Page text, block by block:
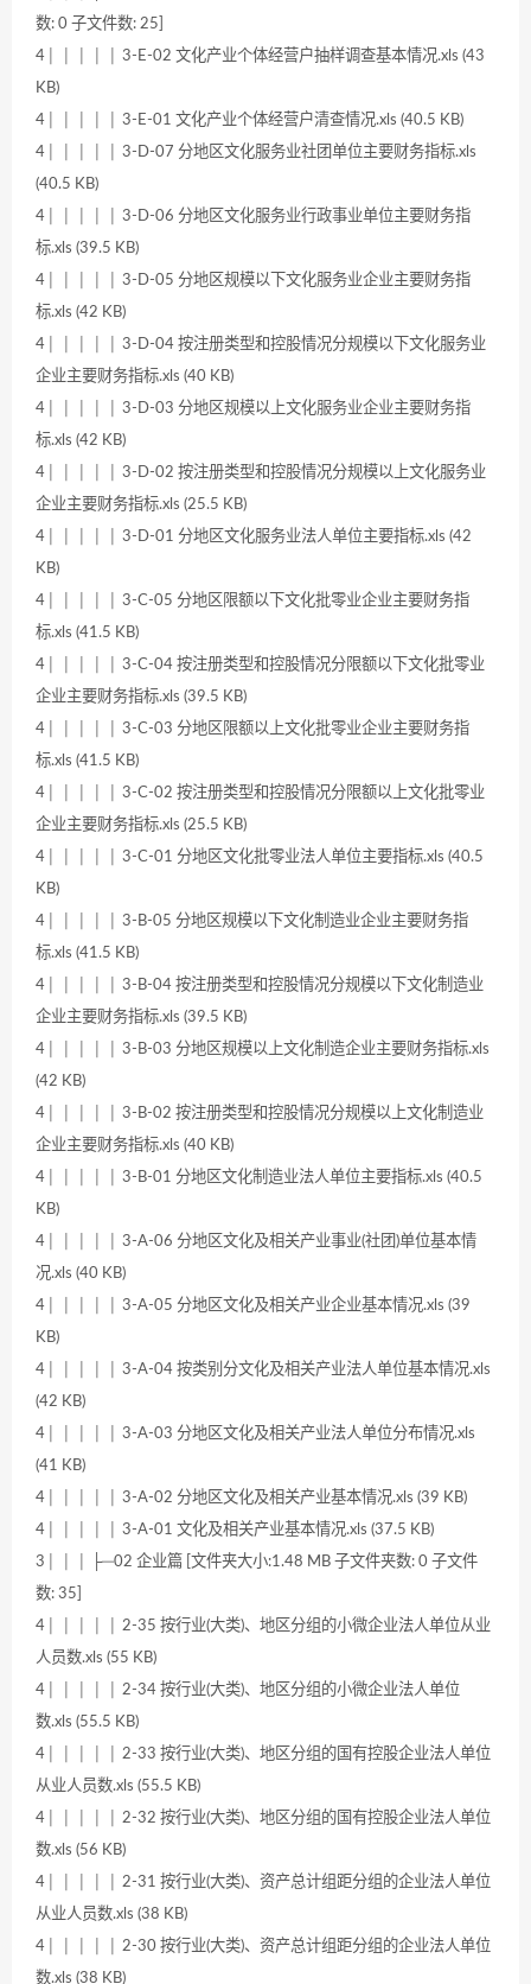
数: 0 子文件数: 25]
4│ │ │ │ │ 3-E-02 文化产业个体经营户抽样调查基本情况.xls (43
KB)
4│ │ │ │ │ 3-E-01 文化产业个体经营户清查情况.xls (40.5 KB)
4│ │ │ │ │ 3-D-07 分地区文化服务业社团单位主要财务指标.xls
(40.5 KB)
4│ │ │ │ │ 3-D-06 分地区文化服务业行政事业单位主要财务指
标.xls (39.5 KB)
4│ │ │ │ │ 3-D-05 分地区规模以下文化服务业企业主要财务指
标.xls (42 KB)
4│ │ │ │ │ 3-D-04 按注册类型和控股情况分规模以下文化服务业
企业主要财务指标.xls (40 KB)
4│ │ │ │ │ 3-D-03 分地区规模以上文化服务业企业主要财务指
标.xls (42 KB)
4│ │ │ │ │ 3-D-02 按注册类型和控股情况分规模以上文化服务业
企业主要财务指标.xls (25.5 KB)
4│ │ │ │ │ 3-D-01 分地区文化服务业法人单位主要指标.xls (42
KB)
4│ │ │ │ │ 3-C-05 分地区限额以下文化批零业企业主要财务指
标.xls (41.5 KB)
4│ │ │ │ │ 3-C-04 按注册类型和控股情况分限额以下文化批零业
企业主要财务指标.xls (39.5 KB)
4│ │ │ │ │ 3-C-03 分地区限额以上文化批零业企业主要财务指
标.xls (41.5 KB)
4│ │ │ │ │ 3-C-02 按注册类型和控股情况分限额以上文化批零业
企业主要财务指标.xls (25.5 KB)
4│ │ │ │ │ 3-C-01 分地区文化批零业法人单位主要指标.xls (40.5
KB)
4│ │ │ │ │ 3-B-05 分地区规模以下文化制造业企业主要财务指
标.xls (41.5 KB)
4│ │ │ │ │ 3-B-04 按注册类型和控股情况分规模以下文化制造业
企业主要财务指标.xls (39.5 KB)
4│ │ │ │ │ 3-B-03 分地区规模以上文化制造企业主要财务指标.xls
(42 KB)
4│ │ │ │ │ 3-B-02 按注册类型和控股情况分规模以上文化制造业
企业主要财务指标.xls (40 KB)
4│ │ │ │ │ 3-B-01 分地区文化制造业法人单位主要指标.xls (40.5
KB)
4│ │ │ │ │ 3-A-06 分地区文化及相关产业事业(社团)单位基本情
况.xls (40 KB)
4│ │ │ │ │ 3-A-05 分地区文化及相关产业企业基本情况.xls (39
KB)
4│ │ │ │ │ 3-A-04 按类别分文化及相关产业法人单位基本情况.xls
(42 KB)
4│ │ │ │ │ 3-A-03 分地区文化及相关产业法人单位分布情况.xls
(41 KB)
4│ │ │ │ │ 3-A-02 分地区文化及相关产业基本情况.xls (39 KB)
4│ │ │ │ │ 3-A-01 文化及相关产业基本情况.xls (37.5 KB)
3│ │ │ ├─02 企业篇 [文件夹大小:1.48 MB 子文件夹数: 0 子文件
数: 35]
4│ │ │ │ │ 2-35 按行业(大类)、地区分组的小微企业法人单位从业
人员数.xls (55 KB)
4│ │ │ │ │ 2-34 按行业(大类)、地区分组的小微企业法人单位
数.xls (55.5 KB)
4│ │ │ │ │ 2-33 按行业(大类)、地区分组的国有控股企业法人单位
从业人员数.xls (55.5 KB)
4│ │ │ │ │ 2-32 按行业(大类)、地区分组的国有控股企业法人单位
数.xls (56 KB)
4│ │ │ │ │ 2-31 按行业(大类)、资产总计组距分组的企业法人单位
从业人员数.xls (38 KB)
4│ │ │ │ │ 2-30 按行业(大类)、资产总计组距分组的企业法人单位
数.xls (38 KB)